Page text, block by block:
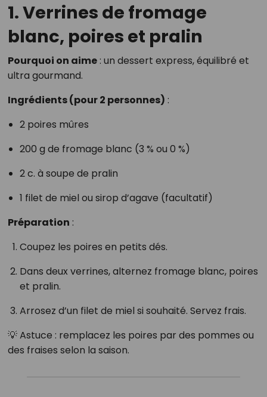
1. Verrines de fromage
blanc, poires et pralin
Pourquoi on aime: un dessert express, équilibré et
ultra gourmand.
Ingrédients (pour 2 personnes) :
2 poires mûres
200 g de fromage blanc (3 % ou 0 %)
2 c. à soupe de pralin
1 filet de miel ou sirop d’agave (facultatif)
Préparation :
Coupez les poires en petits dés.
Dans deux verrines, alternez fromage blanc, poires
et pralin.
Arrosez d’un filet de miel si souhaité. Servez frais.
💡 Astuce : remplacez les poires par des pommes ou
des fraises selon la saison.